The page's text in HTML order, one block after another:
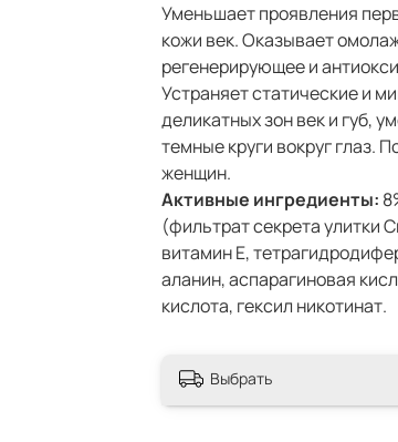
Уменьшает проявления
кожи век. Оказывает
регенерирующее и
Устраняет статические и
деликатных зон век и губ,
темные круги вокруг глаз.
женщин.
Активные ингредиенты:
(фильтрат секрета улитки
витамин Е,
аланин, аспарагиновая
кислота, гексил никотинат.
Выбрать